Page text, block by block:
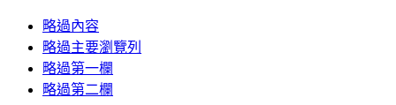
略過內容
略過主要瀏覽列
略過第一欄
略過第二欄